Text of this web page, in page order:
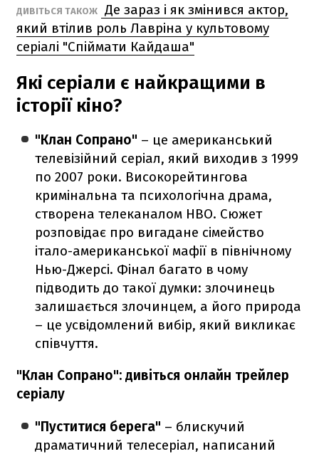
ДИВІТЬСЯ ТАКОЖ
Де зараз і як змінився актор,
який втілив роль Лавріна у культовому
серіалі "Спіймати Кайдаша"
Які серіали є найкращими в
історії кіно?
"Клан Сопрано" – це американський
телевізійний серіал, який виходив з 1999
по 2007 роки. Високорейтингова
кримінальна та психологічна драма,
створена телеканалом HBO. Сюжет
розповідає про вигадане сімейство
італо-американської мафії в північному
Нью-Джерсі. Фінал багато в чому
підводить до такої думки: злочинець
залишається злочинцем, а його природа
– це усвідомлений вибір, який викликає
співчуття.
"Клан Сопрано": дивіться онлайн трейлер
серіалу
"Пуститися берега" – блискучий
драматичний телесеріал, написаний